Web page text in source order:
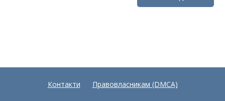
Контакти Правовласникам (DMCA)